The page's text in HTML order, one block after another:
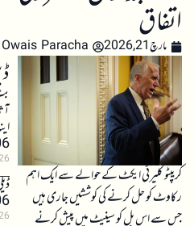
اتفاق
مارچ 21, 2026 Owais Paracha
کریپٹو کلیرٹی ایکٹ کے حوالے سے ایک اہم
رکاوٹ کو حل کرنے کی کوششیں جاری ہیں
جس سے اس بل کو سینیٹ میں پیش کرنے